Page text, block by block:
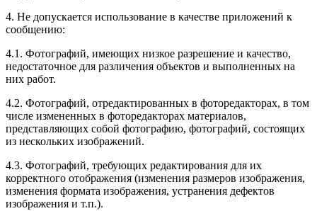
4. Не допускается использование в качестве приложений к
сообщению:
4.1. Фотографий, имеющих низкое разрешение и качество,
недостаточное для различения объектов и выполненных на
них работ.
4.2. Фотографий, отредактированных в фоторедакторах, в том
числе измененных в фоторедакторах материалов,
представляющих собой фотографию, фотографий, состоящих
из нескольких изображений.
4.3. Фотографий, требующих редактирования для их
корректного отображения (изменения размеров изображения,
изменения формата изображения, устранения дефектов
изображения и т.п.).